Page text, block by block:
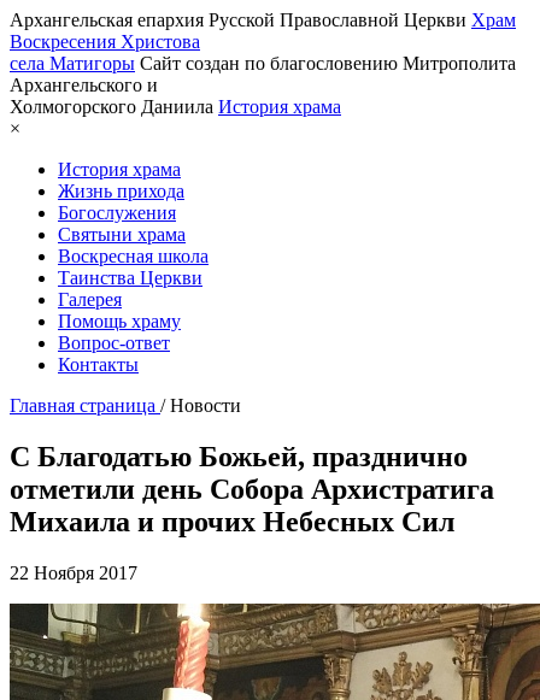
Архангельская епархия Русской Православной Церкви Храм
Воскресения Христова
села Матигоры Сайт создан по благословению Митрополита
Архангельского и
Холмогорского Даниила История храма
×
История храма
Жизнь прихода
Богослужения
Святыни храма
Воскресная школа
Таинства Церкви
Галерея
Помощь храму
Вопрос-ответ
Контакты
Главная страница /Новости
С Благодатью Божьей, празднично
отметили день Собора Архистратига
Михаила и прочих Небесных Сил
22 Ноября 2017